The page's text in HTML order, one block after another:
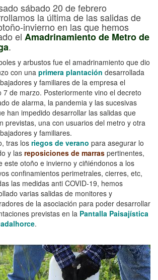
sábado 20 de febrero
la última de las salidas de
invierno en las que hemos
el Amadrinamiento de Metro de
.
y arbustos fue el amadrinamiento que dio
con una primera plantación desarrollada
y familiares de la empresa el
7 de marzo. Posteriormente vino el decreto
de alarma, la pandemia y las sucesivas
han impedido desarrollar las salidas que
previstas, una con usuarios del metro y otra
y familiares.
tras losriegos de verano para asegurar lo
y lasreposiciones de marras pertinentes,
este otoño e invierno y ciñiéndonos a los
confinamientos perimetrales, cierres, etc,
las medidas anti COVID-19, hemos
varias salidas de monitores y
de la asociación para poder desarrollar
previstas en la Pantalla Paisajística
.